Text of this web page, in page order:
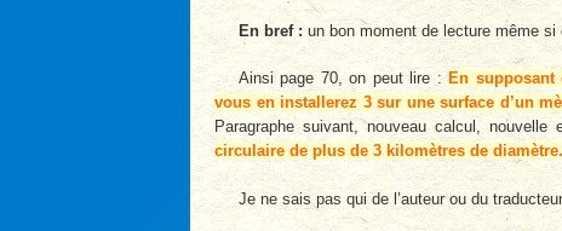
En bref :un bon moment de lecture même si
Ainsi page 70, on peut lire : En
vous en installerez 3 sur une surface d’un
Paragraphe suivant, nouveau calcul, nouvelle
circulaire de plus de 3 kilomètres de diamètre.
Je ne sais pas qui de l’auteur ou du